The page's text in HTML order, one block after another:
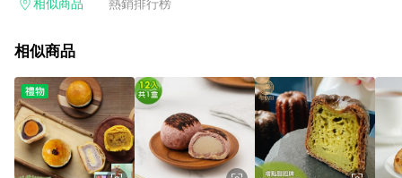
相似商品 熱銷排行榜
相似商品